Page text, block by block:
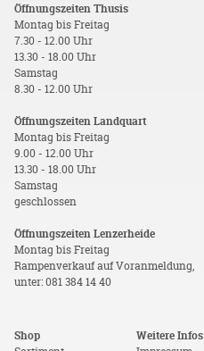
Öffnungszeiten Thusis
Montag bis Freitag
7.30 - 12.00 Uhr
13.30 - 18.00 Uhr
Samstag
8.30 - 12.00 Uhr
Öffnungszeiten Landquart
Montag bis Freitag
9.00 - 12.00 Uhr
13.30 - 18.00 Uhr
Samstag
geschlossen
Öffnungszeiten Lenzerheide
Montag bis Freitag
Rampenverkauf auf Voranmeldung,
unter: 081 384 14 40
Shop
Weitere Infos